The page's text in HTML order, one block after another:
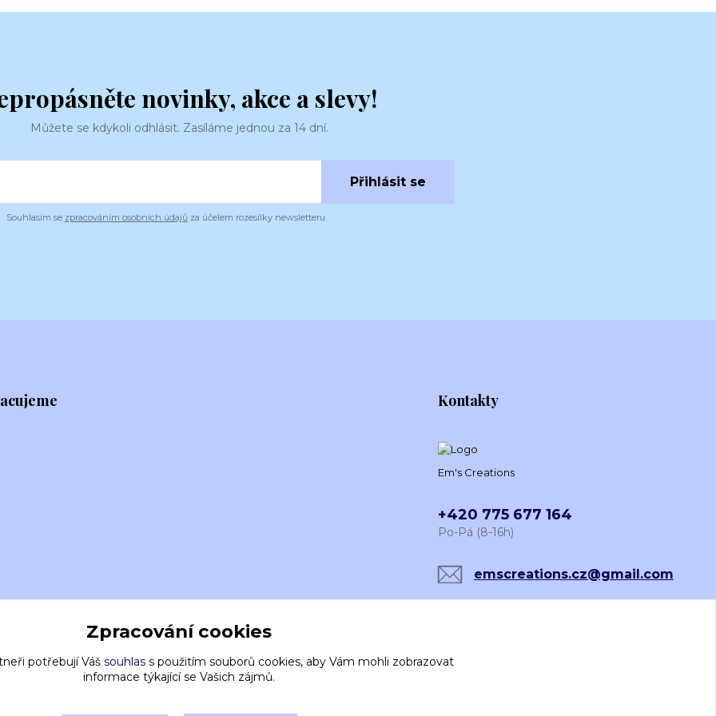
novinky, akce a slevy!
Můžete se kdykoli odhlásit. Zasíláme jednou za 14 dní.
Přihlásit se
Souhlasím se zpracováním osobních údajůza účelem rozesílky newsletteru.
Kontakty
Em's Creations
+420 775 677 164
Po-Pá (8-16h)
emscreations.cz@gmail.com
Zpracování cookies
potřebují Váš souhlass použitím souborů cookies, aby Vám mohli zobrazovat
informace týkající se Vašich zájmů.